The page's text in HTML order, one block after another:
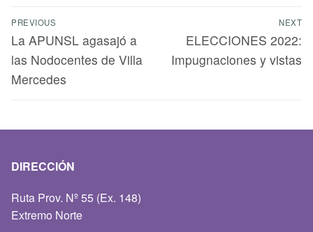
PREVIOUS
La APUNSL agasajó a
las Nodocentes de Villa
Mercedes
NEXT
ELECCIONES 2022:
Impugnaciones y vistas
DIRECCIÓN
Ruta Prov. Nº 55 (Ex. 148)
Extremo Norte